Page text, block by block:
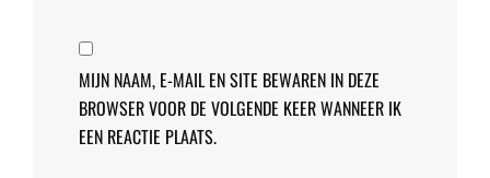
MIJN NAAM, E-MAIL EN SITE BEWAREN IN DEZE
BROWSER VOOR DE VOLGENDE KEER WANNEER IK
EEN REACTIE PLAATS.